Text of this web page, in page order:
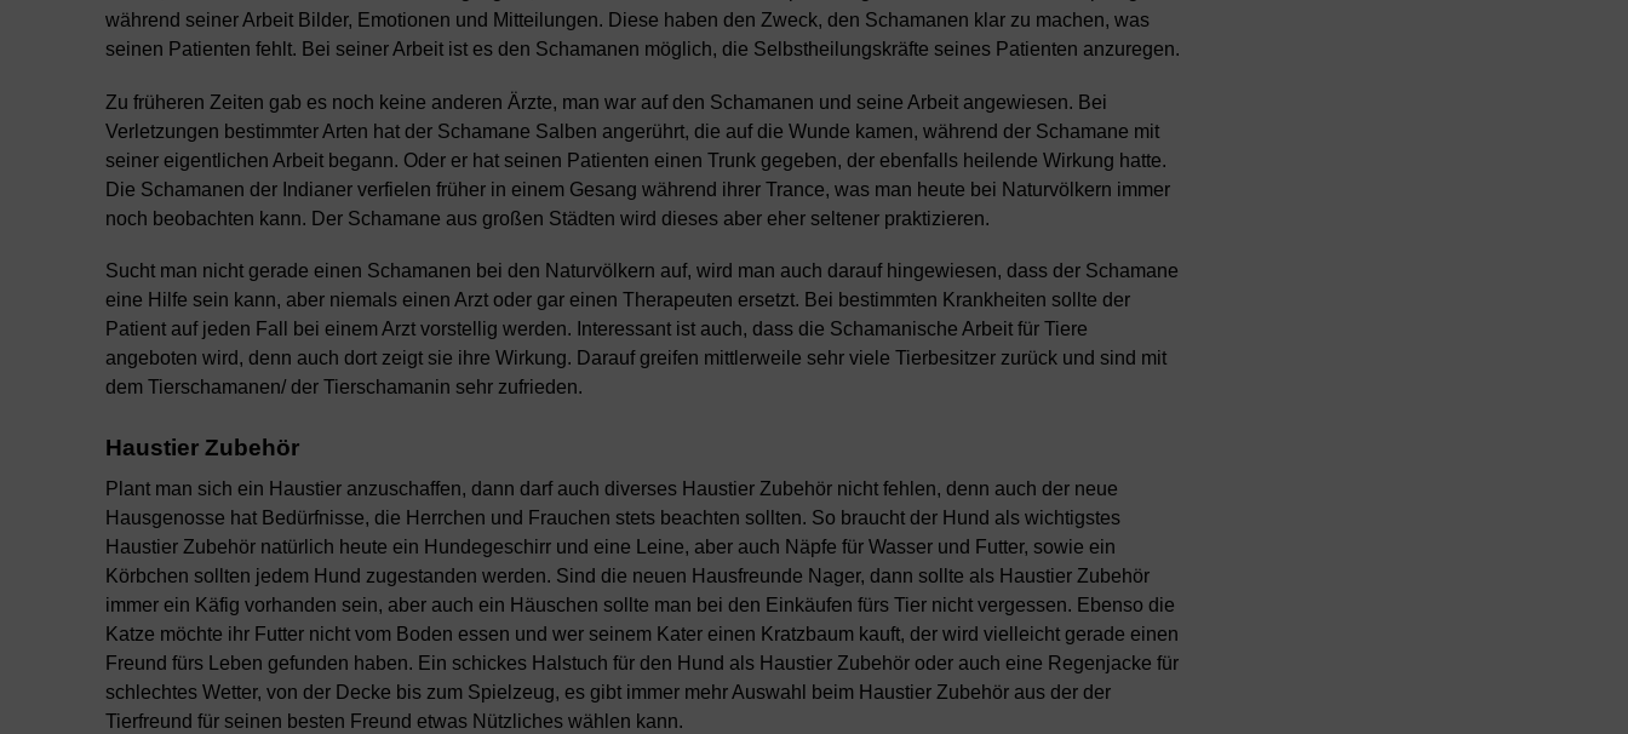
während seiner Arbeit Bilder, Emotionen und Mitteilungen. Diese haben den Zweck, den Schamanen klar zu machen, was
seinen Patienten fehlt. Bei seiner Arbeit ist es den Schamanen möglich, die Selbstheilungskräfte seines Patienten anzuregen.
Zu früheren Zeiten gab es noch keine anderen Ärzte, man war auf den Schamanen und seine Arbeit angewiesen. Bei
Verletzungen bestimmter Arten hat der Schamane Salben angerührt, die auf die Wunde kamen, während der Schamane mit
seiner eigentlichen Arbeit begann. Oder er hat seinen Patienten einen Trunk gegeben, der ebenfalls heilende Wirkung hatte.
Die Schamanen der Indianer verfielen früher in einem Gesang während ihrer Trance, was man heute bei Naturvölkern immer
noch beobachten kann. Der Schamane aus großen Städten wird dieses aber eher seltener praktizieren.
Sucht man nicht gerade einen Schamanen bei den Naturvölkern auf, wird man auch darauf hingewiesen, dass der Schamane
eine Hilfe sein kann, aber niemals einen Arzt oder gar einen Therapeuten ersetzt. Bei bestimmten Krankheiten sollte der
Patient auf jeden Fall bei einem Arzt vorstellig werden. Interessant ist auch, dass die Schamanische Arbeit für Tiere
angeboten wird, denn auch dort zeigt sie ihre Wirkung. Darauf greifen mittlerweile sehr viele Tierbesitzer zurück und sind mit
dem Tierschamanen/ der Tierschamanin sehr zufrieden.
Haustier Zubehör
Plant man sich ein Haustier anzuschaffen, dann darf auch diverses Haustier Zubehör nicht fehlen, denn auch der neue
Hausgenosse hat Bedürfnisse, die Herrchen und Frauchen stets beachten sollten. So braucht der Hund als wichtigstes
Haustier Zubehör natürlich heute ein Hundegeschirr und eine Leine, aber auch Näpfe für Wasser und Futter, sowie ein
Körbchen sollten jedem Hund zugestanden werden. Sind die neuen Hausfreunde Nager, dann sollte als Haustier Zubehör
immer ein Käfig vorhanden sein, aber auch ein Häuschen sollte man bei den Einkäufen fürs Tier nicht vergessen. Ebenso die
Katze möchte ihr Futter nicht vom Boden essen und wer seinem Kater einen Kratzbaum kauft, der wird vielleicht gerade einen
Freund fürs Leben gefunden haben. Ein schickes Halstuch für den Hund als Haustier Zubehör oder auch eine Regenjacke für
schlechtes Wetter, von der Decke bis zum Spielzeug, es gibt immer mehr Auswahl beim Haustier Zubehör aus der der
Tierfreund für seinen besten Freund etwas Nützliches wählen kann.